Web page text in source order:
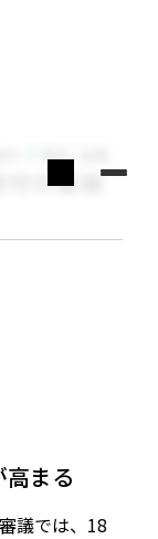
付の議論
まる
議では、18